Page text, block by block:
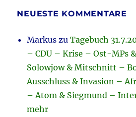
NEUESTE KOMMENTARE
Markus zuTagebuch
– CDU – Krise – Ost-MPs
Solowjow & Mitschnitt –
Ausschluss & Invasion –
– Atom & Siegmund –
mehr